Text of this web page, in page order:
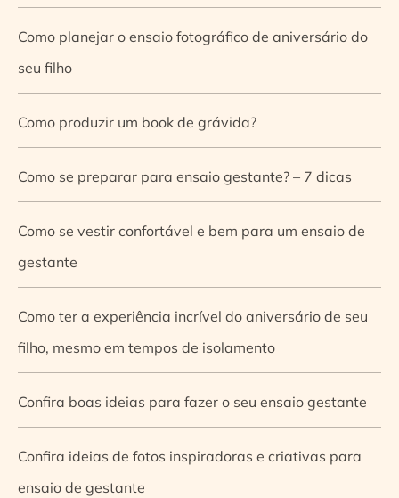
Como planejar o ensaio fotográfico de aniversário do
seu filho
Como produzir um book de grávida?
Como se preparar para ensaio gestante? – 7 dicas
Como se vestir confortável e bem para um ensaio de
gestante
Como ter a experiência incrível do aniversário de seu
filho, mesmo em tempos de isolamento
Confira boas ideias para fazer o seu ensaio gestante
Confira ideias de fotos inspiradoras e criativas para
ensaio de gestante